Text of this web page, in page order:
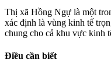
Thị xã Hồng Ngự là một
xác định là vùng kinh tế
chung cho cả khu vực kinh
Điều cần biết